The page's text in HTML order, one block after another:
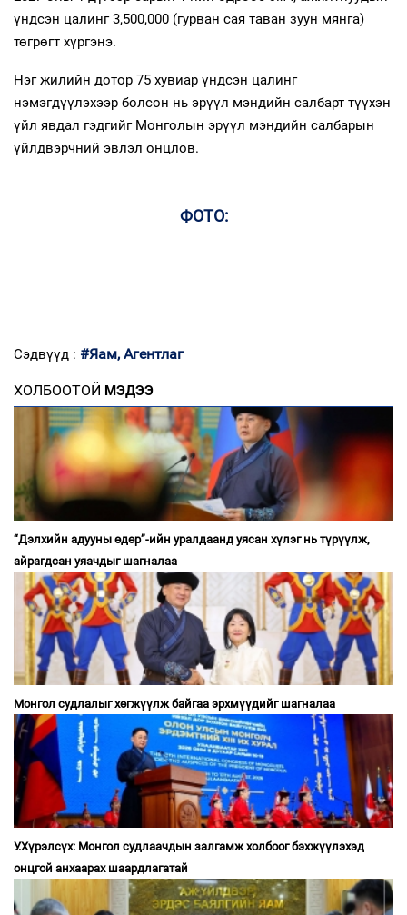
үндсэн цалинг 3,500,000 (гурван сая таван зуун мянга)
төгрөгт хүргэнэ.
Нэг жилийн дотор 75 хувиар үндсэн цалинг
нэмэгдүүлэхээр болсон нь эрүүл мэндийн салбарт түүхэн
үйл явдал гэдгийг Монголын эрүүл мэндийн салбарын
үйлдвэрчний эвлэл онцлов.
ФОТО:
Сэдвүүд : #Яам, Агентлаг
ХОЛБООТОЙ МЭДЭЭ
“Дэлхийн адууны өдөр”-ийн уралдаанд уясан хүлэг нь түрүүлж,
айрагдсан уяачдыг шагналаа
Монгол судлалыг хөгжүүлж байгаа эрхмүүдийг шагналаа
У.Хүрэлсүх: Монгол судлаачдын залгамж холбоог бэхжүүлэхэд
онцгой анхаарах шаардлагатай